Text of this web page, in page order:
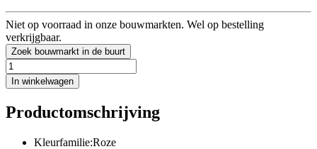
Niet op voorraad in onze bouwmarkten. Wel op bestelling
verkrijgbaar.
Zoek bouwmarkt in de buurt
In winkelwagen
Productomschrijving
Kleurfamilie:Roze